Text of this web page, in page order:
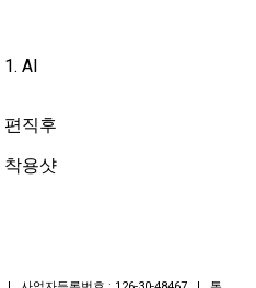
AI
편직후
착용샷